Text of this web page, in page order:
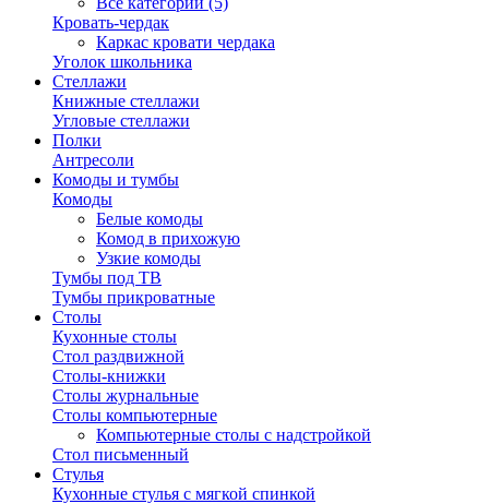
Кровать-чердак
Каркас кровати чердака
Уголок школьника
Стеллажи
Книжные стеллажи
Угловые стеллажи
Полки
Антресоли
Комоды и тумбы
Комоды
Белые комоды
Комод в прихожую
Узкие комоды
Тумбы под ТВ
Тумбы прикроватные
Столы
Кухонные столы
Стол раздвижной
Столы-книжки
Столы журнальные
Столы компьютерные
Компьютерные столы с надстройкой
Стол письменный
Стулья
Кухонные стулья с мягкой спинкой